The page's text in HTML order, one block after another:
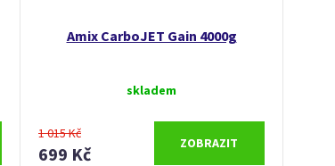
Amix CarboJET Gain 4000g
skladem
1 015 Kč
699 Kč
ZOBRAZIT